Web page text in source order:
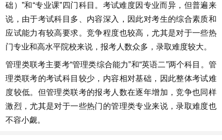
础）”和“专业课”四门科目。考试难度因专业而异，但普遍来
说，由于考试科目多、内容深入，因此对考生的综合素质和
应试能力有较高要求。竞争程度也较高，尤其是对于一些热
门专业和高水平院校来说，报考人数众多，录取难度较大。
管理类联考主要考“管理类综合能力”和“英语二”两个科目。管
理类联考的考试科目较少，内容相对基础，因此整体考试难
度较低。但管理类联考的报考人数在逐年增加，竞争也同样
激烈，尤其是对于一些热门的管理类专业来说，录取难度也
不容小觑。